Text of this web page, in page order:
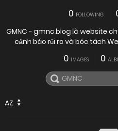
0 FOLLOWING
GMNC - gmnc.blog là website
cảnh báo
0 IMAGES 0
AZ